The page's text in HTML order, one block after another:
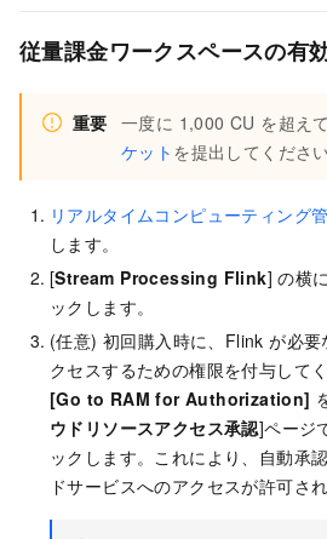
従量課金ワークスペースの有
重要 一度に 1,000 CU を超え
ケット を提出してください
リアルタイムコンピューティング
します。
[Stream Processing Flink] の横
ックします。
(任意) 初回購入時に、Flink が必
クセスするための権限を付与してく
[Go to RAM for Authorization]
ウドリソースアクセス承認]ページ
ックします。これにより、自動承
ドサービスへのアクセスが許可され